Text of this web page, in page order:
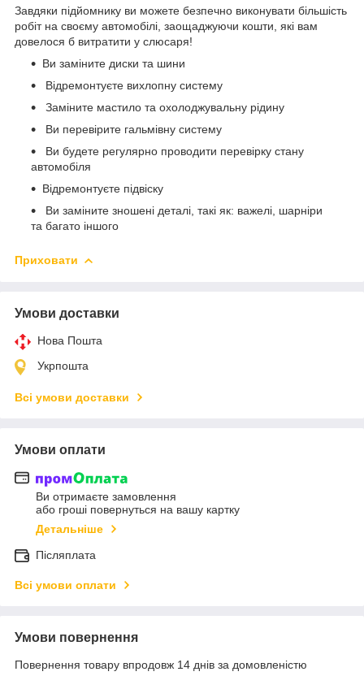
Завдяки підйомнику ви можете безпечно виконувати більшість
робіт на своєму автомобілі, заощаджуючи кошти, які вам
довелося б витратити у слюсаря!
Ви заміните диски та шини
Відремонтуєте вихлопну систему
Заміните мастило та охолоджувальну рідину
Ви перевірите гальмівну систему
Ви будете регулярно проводити перевірку стану
автомобіля
Відремонтуєте підвіску
Ви заміните зношені деталі, такі як: важелі, шарніри
та багато іншого
Приховати
Умови доставки
Нова Пошта
Укрпошта
Всі умови доставки
Умови оплати
Ви отримаєте замовлення
або гроші повернуться на вашу картку
Детальніше
Післяплата
Всі умови оплати
Умови повернення
Повернення товару впродовж 14 днів за домовленістю